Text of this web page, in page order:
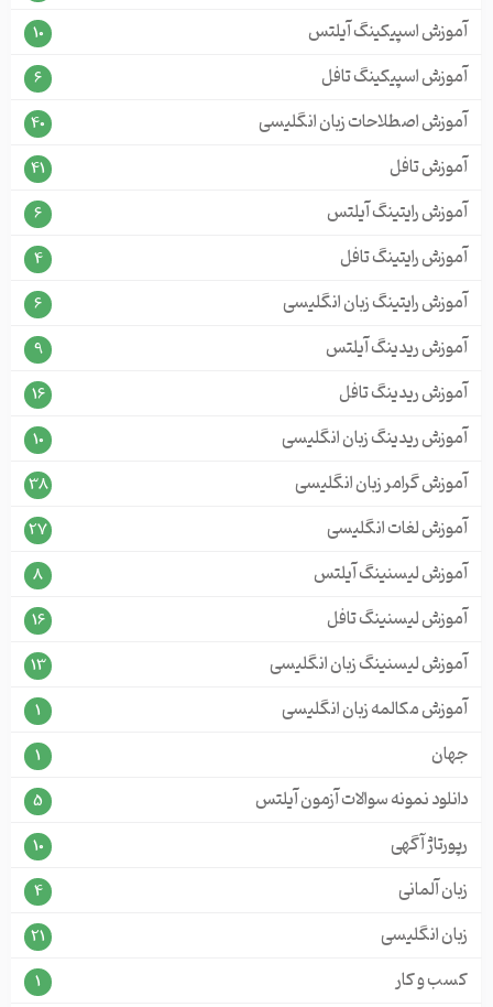
آموزش اسپیکینگ آیلتس 10
آموزش اسپیکینگ تافل 6
آموزش اصطلاحات زبان انگلیسی 40
آموزش تافل 41
آموزش رایتینگ آیلتس 6
آموزش رایتینگ تافل 4
آموزش رایتینگ زبان انگلیسی 6
آموزش ریدینگ آیلتس 9
آموزش ریدینگ تافل 16
آموزش ریدینگ زبان انگلیسی 10
آموزش گرامر زبان انگلیسی 38
آموزش لغات انگلیسی 27
آموزش لیسنینگ آیلتس 8
آموزش لیسنینگ تافل 16
آموزش لیسنینگ زبان انگلیسی 13
آموزش مکالمه زبان انگلیسی 1
جهان 1
دانلود نمونه سوالات آزمون آیلتس 5
رپورتاژ آگهی 10
زبان آلمانی 4
زبان انگلیسی 21
کسب و کار 1